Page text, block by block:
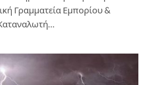
Γραμματεία Εμπορίου &